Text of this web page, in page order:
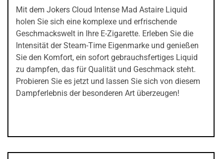
Mit dem Jokers Cloud Intense Mad Astaire Liquid
holen Sie sich eine komplexe und erfrischende
Geschmackswelt in Ihre E-Zigarette. Erleben Sie die
Intensität der Steam-Time Eigenmarke und genießen
Sie den Komfort, ein sofort gebrauchsfertiges Liquid
zu dampfen, das für Qualität und Geschmack steht.
Probieren Sie es jetzt und lassen Sie sich von diesem
Dampferlebnis der besonderen Art überzeugen!